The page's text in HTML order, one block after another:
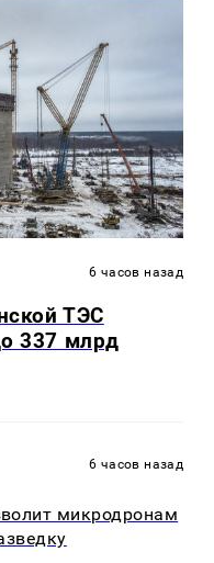
6 часов назад
ТЭС
337 млрд
6 часов назад
микродронам